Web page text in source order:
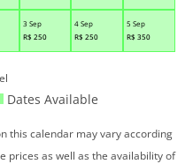
3 Sep
R$ 250
4 Sep
R$ 250
5 Sep
R$ 350
Dates Available
this calendar may vary according
prices as well as the availability of